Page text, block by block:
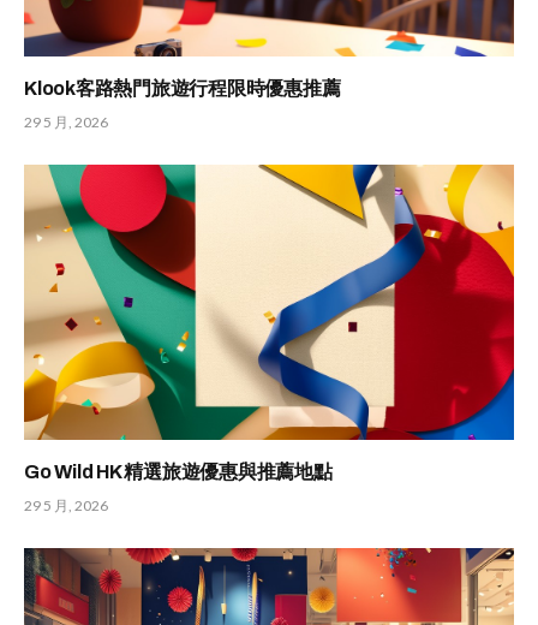
Klook客路熱門旅遊行程限時優惠推薦
29 5 月, 2026
Go Wild HK 精選旅遊優惠與推薦地點
29 5 月, 2026